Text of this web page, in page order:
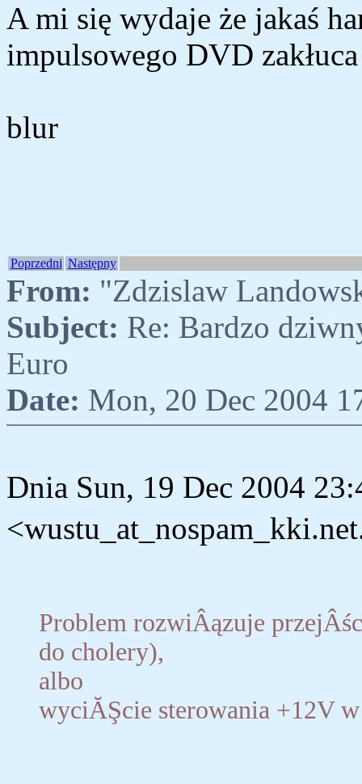
A mi się wydaje że jakaś
impulsowego DVD zakłuca
blur
Poprzedni Następny
From: "Zdzislaw
Subject: Re: Bardzo
Euro
Date: Mon, 20 Dec 2004
Dnia Sun, 19 Dec 2004
Problem rozwiÂązuje
do cholery),
albo
wyciĂŞcie sterowania +12V